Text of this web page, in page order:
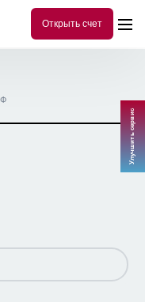
Открыть счет
Улучшить сервис